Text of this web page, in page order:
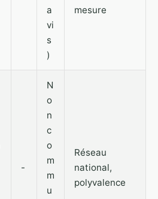
a
vi
s
)
mesure
-
N
o
n
c
o
m
m
u
Réseau
national,
polyvalence